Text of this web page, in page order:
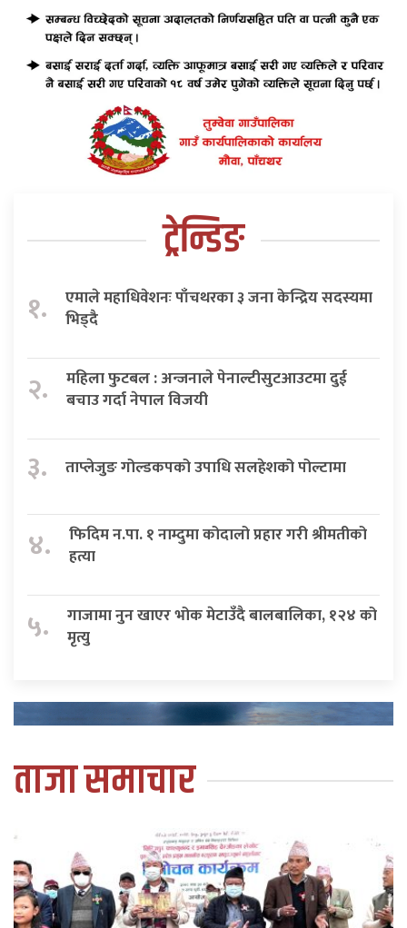
ट्रेन्डिङ
१.
एमाले महाधिवेशनः पाँचथरका ३ जना केन्द्रिय सदस्यमा
भिड्दै
२.
महिला फुटबल : अन्जनाले पेनाल्टीसुटआउटमा दुई
बचाउ गर्दा नेपाल विजयी
३. ताप्लेजुङ गोल्डकपको उपाधि सलहेशको पोल्टामा
४.
फिदिम न.पा. १ नाम्दुमा कोदालो प्रहार गरी श्रीमतीको
हत्या
५.
गाजामा नुन खाएर भोक मेटाउँदै बालबालिका, १२४ को
मृत्यु
ताजा समाचार